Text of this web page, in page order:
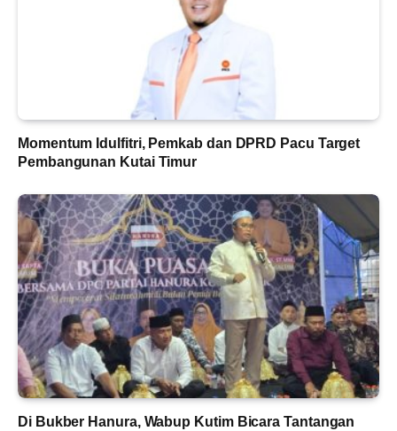
Momentum Idulfitri, Pemkab dan DPRD Pacu Target
Pembangunan Kutai Timur
Di Bukber Hanura, Wabup Kutim Bicara Tantangan